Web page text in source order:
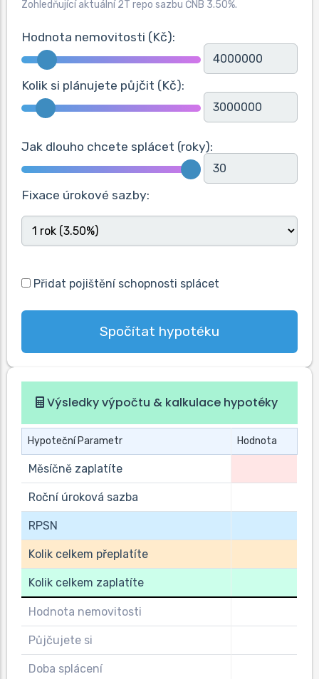
Zohledňující aktuální 2T repo sazbu ČNB 3.50%.
Hodnota nemovitosti (Kč):
Kolik si plánujete půjčit (Kč):
Jak dlouho chcete splácet (roky):
Fixace úrokové sazby:
Přidat pojištění schopnosti splácet
Spočítat hypotéku
Výsledky výpočtu & kalkulace hypotéky
Hypoteční Parametr Hodnota
Měsíčně zaplatíte
Roční úroková sazba
RPSN
Kolik celkem přeplatíte
Kolik celkem zaplatíte
Hodnota nemovitosti
Půjčujete si
Doba splácení